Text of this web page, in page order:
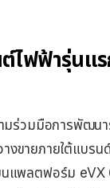
ฟฟ้ารุ่นแร
มร่วมมือการพัฒน
างขายภายใต้แบร
แพลตฟอร์ม